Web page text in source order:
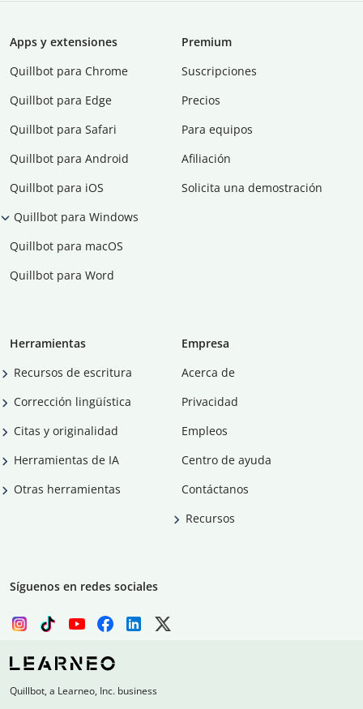
Apps y extensiones
Quillbot para Chrome
Quillbot para Edge
Quillbot para Safari
Quillbot para Android
Quillbot para iOS
Quillbot para Windows
Quillbot para macOS
Quillbot para Word
Premium
Suscripciones
Precios
Para equipos
Afiliación
Solicita una demostración
Herramientas
Recursos de escritura
Corrección lingüística
Citas y originalidad
Herramientas de IA
Otras herramientas
Empresa
Acerca de
Privacidad
Empleos
Centro de ayuda
Contáctanos
Recursos
Síguenos en redes sociales
Quillbot, a Learneo, Inc. business